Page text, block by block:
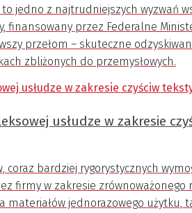
jedno z najtrudniejszych wyzwań
finansowany przez Federalne
przełom – skuteczne
zbliżonych do przemysłowych.
usłudze w zakresie
bardziej rygorystycznych
firmy w zakresie zrównoważonego
jednorazowego użytku,